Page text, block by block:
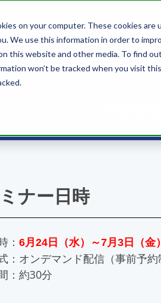
on your computer. These cookies
We use this information in order to
this website and other media. To find
won’t be tracked when you visit
【
実績管
ナー日時
： 6月24日（水）～7月3日（金）
：オンデマンド配信（事前予約
：約30分